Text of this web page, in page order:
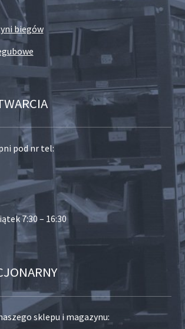
biegów
pod nr tel:
7:30 – 16:30
sklepu i magazynu: